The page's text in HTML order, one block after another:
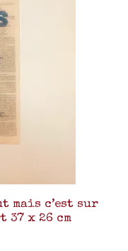
mais c’est sur
37 x 26 cm